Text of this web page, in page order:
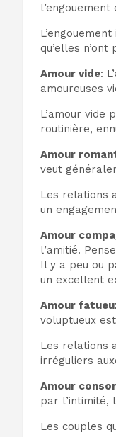
qu’elles
Amour vide:
amoureuses
L’amour vide
routinière,
Amour
veut
Les relations
un
Amour
l’amitié.
Il y a peu ou
un excellent
Amour
voluptueux
Les relations
irréguliers
Amour
par l’intimité,
Les couples